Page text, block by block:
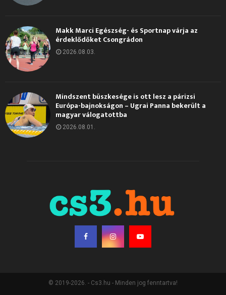
Makk Marci Egészség- és Sportnap várja az
érdeklődőket Csongrádon
2026.08.03.
Mindszent büszkesége is ott lesz a párizsi
Európa-bajnokságon – Ugrai Panna bekerült a
magyar válogatottba
2026.08.01.
© 2019-2026. - Cs3.hu - Minden jog fenntartva!